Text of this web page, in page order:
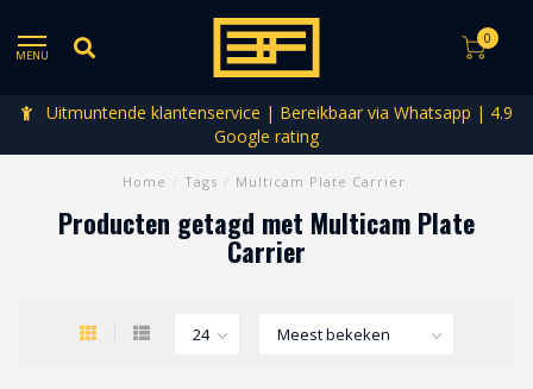
MENU
0
Uitmuntende klantenservice | Bereikbaar via Whatsapp | 4.9
Google rating
Home Tags Multicam Plate Carrier
Producten getagd met Multicam Plate
Carrier